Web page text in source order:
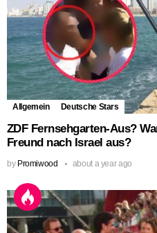
Allgemein Deutsche Stars
ZDF Fernsehgarten-Aus?
Freund nach Israel aus?
by Promiwood about a year ago